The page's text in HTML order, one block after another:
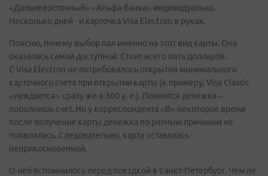
«Дальневосточный» «Альфа-банка» индивидуально.
Несколько дней - и карточка Visa Electron в руках.
Поясню, почему выбор пал именно на этот вид карты. Она
оказалась самой доступной. Стоит всего пять долларов.
С Visa Electron не потребовалось открытия минимального
карточного счета при открытии карты (к примеру, Visa Classic
«нуждается» сразу же в 300 у. е.). Появится денежка –
пополнишь счет. Но у корреспондента «В» некоторое время
после получения карты денежка по разным причинам не
появлялась. Следовательно, карта оставалась
неприкосновенной.
О ней вспомнилось перед поездкой в Санкт-Петербург. Чем не